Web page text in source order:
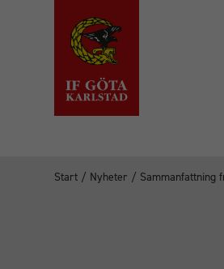
Start / Nyheter / Sammanfattning